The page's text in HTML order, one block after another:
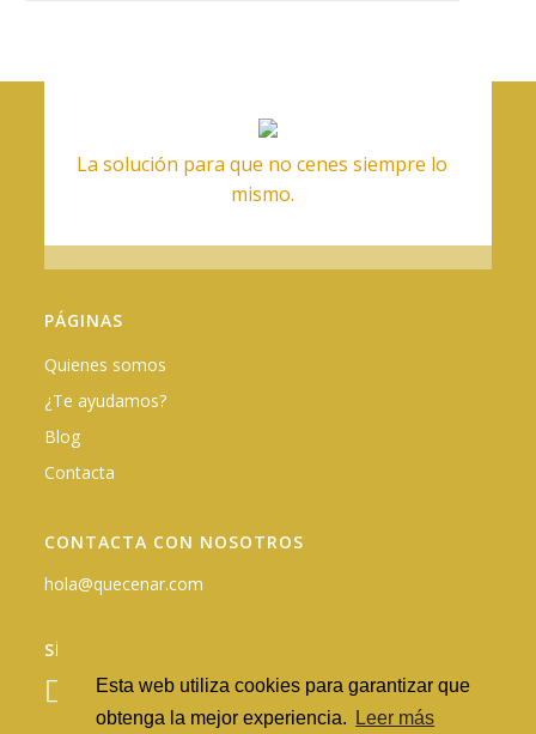
Esta web utiliza cookies para garantizar que
obtenga la mejor experiencia.
Leer más
La solución para que no cenes siempre lo
mismo.
PÁGINAS
Quienes somos
¿Te ayudamos?
Blog
Contacta
CONTACTA CON NOSOTROS
hola@quecenar.com
SÍGUENOS EN REDES